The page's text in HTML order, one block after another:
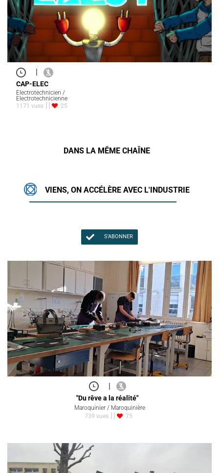
|
CAP-ELEC
Electrotechnicien /
Electrotechnicienne
1171 vues
25
DANS LA MÊME CHAÎNE
VIENS, ON ACCÉLÈRE AVEC L'INDUSTRIE
S'ABONNER
|
"Du rêve a la réalité"
Maroquinier / Maroquinière
739 vues
75